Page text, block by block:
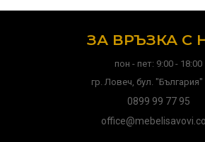
ЗА ВРЪЗКА С
пон - пет: 9:00 - 18:00
гр. Ловеч, бул.
0899 99 77 95